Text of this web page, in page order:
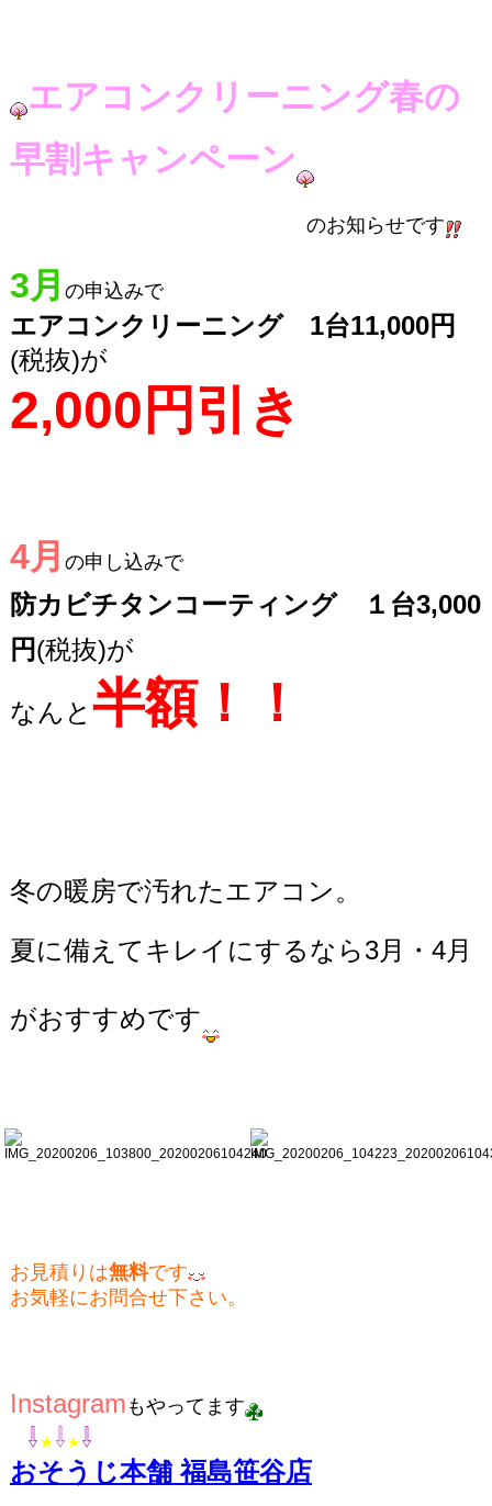
エアコンクリーニング春の
早割キャンペーン
のお知らせです
3月 の申込みで
エアコンクリーニング
1台11,000円
(税抜)が
2,000円引き
4月 の申し込みで
防カビチタンコーティング １台3,000
円(税抜)が
なんと 半額！！
冬の暖房で汚れたエアコン。
夏に備えてキレイにするなら3月・4月
がおすすめです
お見積りは無料です
お気軽にお問合せ下さい。
Instagram もやってます
⇩ ★ ⇩ ★ ⇩
おそうじ本舗 福島笹谷店